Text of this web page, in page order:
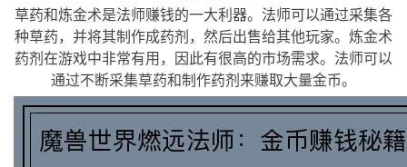
草药和炼金术是法师赚钱的一大利器。法师可以通过采集各
种草药，并将其制作成药剂，然后出售给其他玩家。炼金术
药剂在游戏中非常有用，因此有很高的市场需求。法师可以
通过不断采集草药和制作药剂来赚取大量金币。